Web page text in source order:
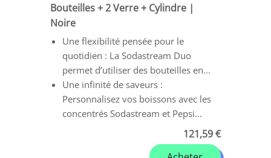
Bouteilles + 2 Verre + Cylindre |
Noire
Une flexibilité pensée pour le
quotidien : La Sodastream Duo
permet d’utiliser des bouteilles en...
Une infinité de saveurs :
Personnalisez vos boissons avec les
concentrés Sodastream et Pepsi...
121,59 €